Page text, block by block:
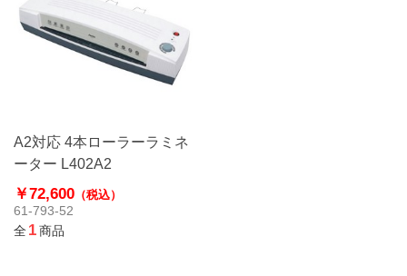
A2対応 4本ローラーラミネ
ーター L402A2
￥72,600 （税込）
61-793-52
全1商品